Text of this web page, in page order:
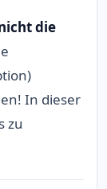
die
In dieser
zu